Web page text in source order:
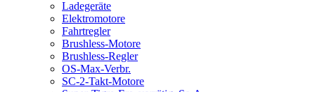
Ladegeräte
Elektromotore
Fahrtregler
Brushless-Motore
Brushless-Regler
OS-Max-Verbr.
SC-2-Takt-Motore